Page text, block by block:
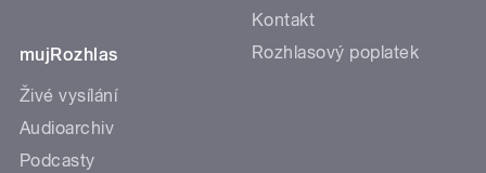
mujRozhlas
Živé vysílání
Audioarchiv
Podcasty
Kontakt
Rozhlasový poplatek